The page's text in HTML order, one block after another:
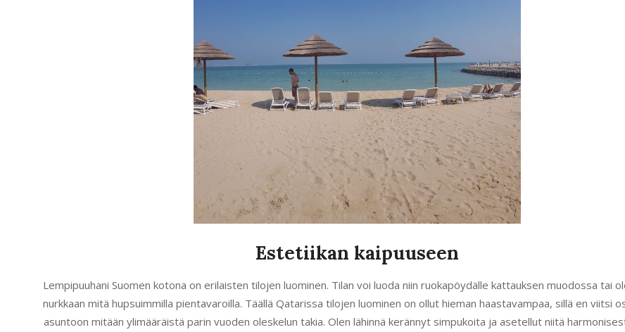
Estetiikan kaipuuseen
02-
28
Lempipuuhani Suomen kotona on erilaisten tilojen luominen. Tilan voi luoda niin ruokapöydälle kattauksen muodossa tai
nurkkaan mitä hupsuimmilla pientavaroilla. Täällä Qatarissa tilojen luominen on ollut hieman haastavampaa, sillä en viitsi
asuntoon mitään ylimääräistä parin vuoden oleskelun takia. Olen lähinnä kerännyt simpukoita ja asetellut niitä